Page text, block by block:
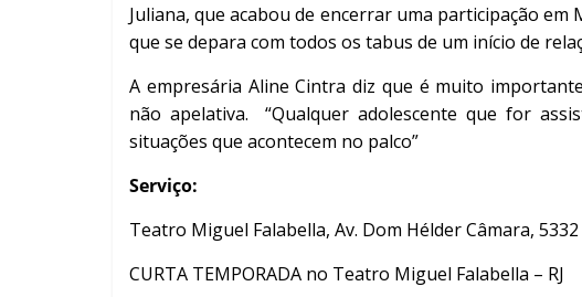
Juliana, que acabou de encerrar uma participação
que se depara com todos os tabus de um início de
A empresária Aline Cintra diz que é muito
não apelativa. “Qualquer adolescente que for
situações que acontecem no palco”
Serviço:
Teatro Miguel Falabella, Av. Dom Hélder Câmara,
CURTA TEMPORADA no Teatro Miguel Falabella – RJ